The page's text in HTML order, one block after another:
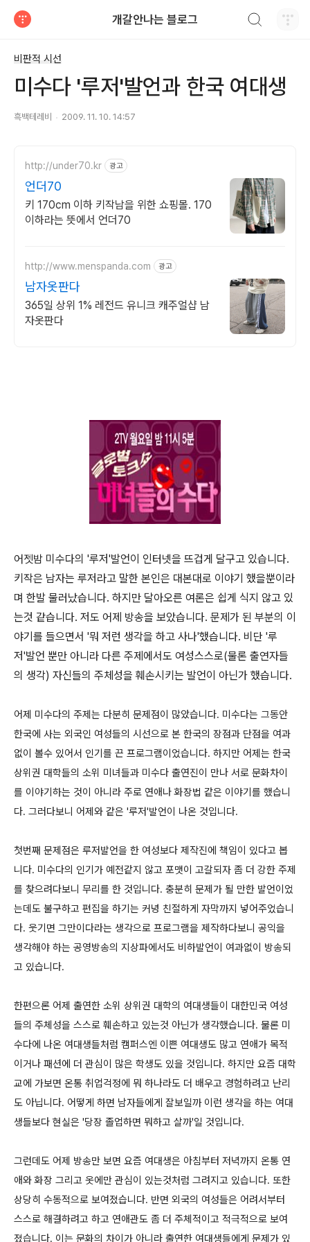
개갈안나는 블로그
비판적 시선
미수다 '루저'발언과 한국 여대생
흑백테레비 2009. 11. 10. 14:57
http://under70.kr 광고
언더70
키 170cm 이하 키작남을 위한 쇼핑몰. 170
이하라는 뜻에서 언더70
http://www.menspanda.com 광고
남자옷판다
365일 상위 1% 레전드 유니크 캐주얼샵 남
자옷판다
어젯밤 미수다의 '루저'발언이 인터넷을 뜨겁게 달구고 있습니다.
키작은 남자는 루저라고 말한 본인은 대본대로 이야기 했을뿐이라
며 한발 물러났습니다. 하지만 달아오른 여론은 쉽게 식지 않고 있
는것 같습니다. 저도 어제 방송을 보았습니다. 문제가 된 부분의 이
야기를 들으면서 '뭐 저런 생각을 하고 사나'했습니다. 비단 '루
저'발언 뿐만 아니라 다른 주제에서도 여성스스로(물론 출연자들
의 생각) 자신들의 주체성을 훼손시키는 발언이 아닌가 했습니다.
어제 미수다의 주제는 다분히 문제점이 많았습니다. 미수다는 그동안
한국에 사는 외국인 여성들의 시선으로 본 한국의 장점과 단점을 여과
없이 볼수 있어서 인기를 끈 프로그램이었습니다. 하지만 어제는 한국
상위권 대학들의 소위 미녀들과 미수다 출연진이 만나 서로 문화차이
를 이야기하는 것이 아니라 주로 연애나 화장법 같은 이야기를 했습니
다. 그러다보니 어제와 같은 '루저'발언이 나온 것입니다.
첫번째 문제점은 루저발언을 한 여성보다 제작진에 책임이 있다고 봅
니다. 미수다의 인기가 예전같지 않고 포맷이 고갈되자 좀 더 강한 주제
를 찾으려다보니 무리를 한 것입니다. 충분히 문제가 될 만한 발언이었
는데도 불구하고 편집을 하기는 커녕 친절하게 자막까지 넣어주었습니
다. 웃기면 그만이다라는 생각으로 프로그램을 제작하다보니 공익을
생각해야 하는 공영방송의 지상파에서도 비하발언이 여과없이 방송되
고 있습니다.
한편으론 어제 출연한 소위 상위권 대학의 여대생들이 대한민국 여성
들의 주체성을 스스로 훼손하고 있는것 아닌가 생각했습니다. 물론 미
수다에 나온 여대생들처럼 캠퍼스엔 이쁜 여대생도 많고 연애가 목적
이거나 패션에 더 관심이 많은 학생도 있을 것입니다. 하지만 요즘 대학
교에 가보면 온통 취업걱정에 뭐 하나라도 더 배우고 경험하려고 난리
도 아닙니다. 어떻게 하면 남자들에게 잘보일까 이런 생각을 하는 여대
생들보다 현실은 '당장 졸업하면 뭐하고 살까'일 것입니다.
그런데도 어제 방송만 보면 요즘 여대생은 아침부터 저녁까지 온통 연
애와 화장 그리고 옷에만 관심이 있는것처럼 그려지고 있습니다. 또한
상당히 수동적으로 보여졌습니다. 반면 외국의 여성들은 어려서부터
스스로 해결하려고 하고 연애관도 좀 더 주체적이고 적극적으로 보여
졌습니다. 이는 문화의 차이가 아니라 출연한 여대생들에게 문제가 있